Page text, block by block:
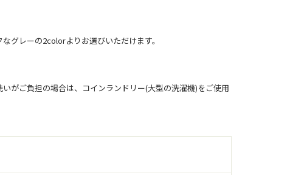
グレーの2colorよりお選びいただけます。
がご負担の場合は、コインランドリー(大型の洗濯機)をご使用